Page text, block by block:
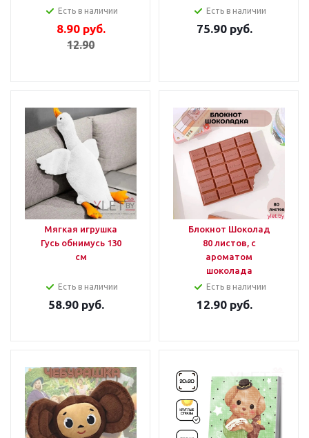
Есть в наличии
8.90руб.
12.90
Есть в наличии
75.90руб.
Мягкая игрушка
Гусь обнимусь 130
см
Есть в наличии
58.90руб.
Блокнот Шоколад
80 листов, с
ароматом
шоколада
Есть в наличии
12.90руб.